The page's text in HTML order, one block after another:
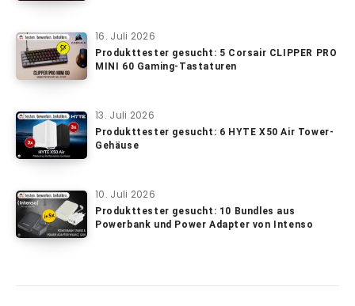
16. Juli 2026
Produkttester gesucht: 5 Corsair CLIPPER PRO
MINI 60 Gaming-Tastaturen
13. Juli 2026
Produkttester gesucht: 6 HYTE X50 Air Tower-
Gehäuse
10. Juli 2026
Produkttester gesucht: 10 Bundles aus
Powerbank und Power Adapter von Intenso